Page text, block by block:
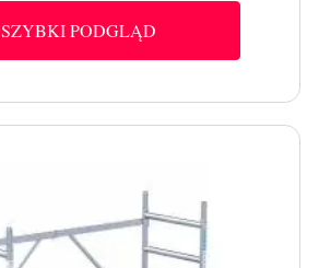
SZYBKI PODGLĄD